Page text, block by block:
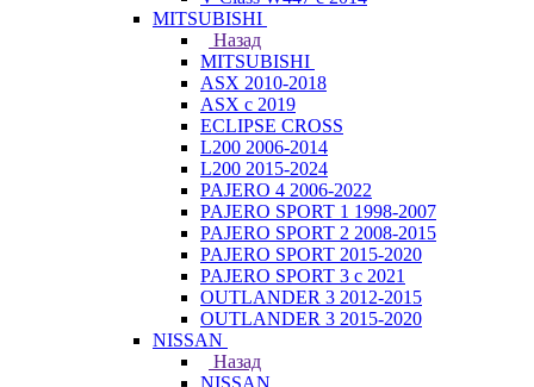
MITSUBISHI
Назад
MITSUBISHI
ASX 2010-2018
ASX с 2019
ECLIPSE CROSS
L200 2006-2014
L200 2015-2024
PAJERO 4 2006-2022
PAJERO SPORT 1 1998-2007
PAJERO SPORT 2 2008-2015
PAJERO SPORT 2015-2020
PAJERO SPORT 3 с 2021
OUTLANDER 3 2012-2015
OUTLANDER 3 2015-2020
NISSAN
Назад
NISSAN